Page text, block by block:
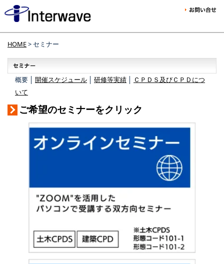
HOME> セミナー
概要 │ 開催スケジュール 研修等実績
ＣＰＤＳ及びＣＰＤにつ
いて
ご希望のセミナーをクリック